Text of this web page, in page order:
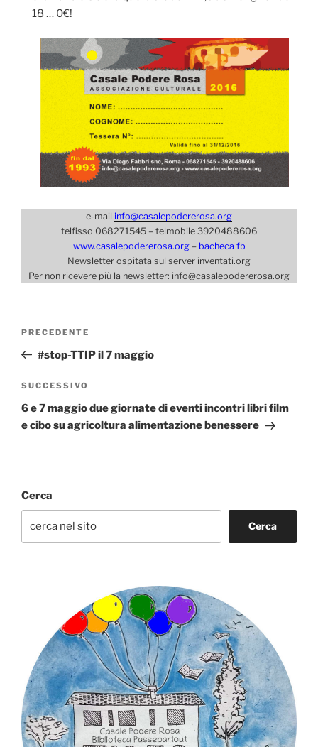
18 … 0€!
e-mail info@casalepodererosa.org
telfisso 068271545 – telmobile 3920488606
www.casalepodererosa.org– bacheca fb
Newsletter ospitata sul server inventati.org
Per non ricevere più la newsletter: info@casalepodererosa.org
Articolo
precedente:
PRECEDENTE
#stop-TTIP il 7 maggio
Articolo
successivo
SUCCESSIVO
6 e 7 maggio due giornate di eventi incontri libri film
e cibo su agricoltura alimentazione benessere
Cerca
Cerca